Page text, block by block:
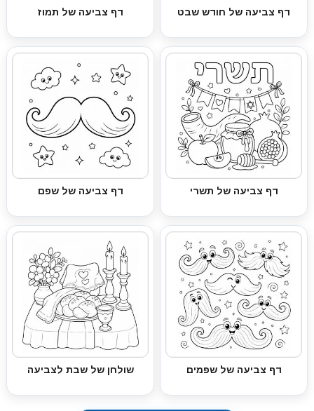
דף צביעה של חודש שבט דף צביעה של תמוז
דף צביעה של תשרי דף צביעה של שפם
דף צביעה של שפמים שולחן של שבת לצביעה